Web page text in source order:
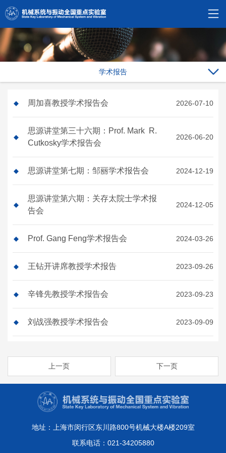
学术报告
周加喜教授学术报告会 2026-07-10
思源讲堂第三十六期：Prof. Mark R.
Cutkosky学术报告会
2026-06-20
思源讲堂第七期：邹丽学术报告会 2024-12-19
思源讲堂第六期：关存太院士学术报
告会
2024-12-05
Prof. Gang Feng学术报告会 2024-03-26
王钻开讲席教授学术报告 2023-09-26
辛锋先教授学术报告会 2023-09-23
刘战强教授学术报告会 2023-09-09
上一页 下一页
地址：上海市闵行区东川路800号机械大楼A楼209室
联系电话：021-34205880